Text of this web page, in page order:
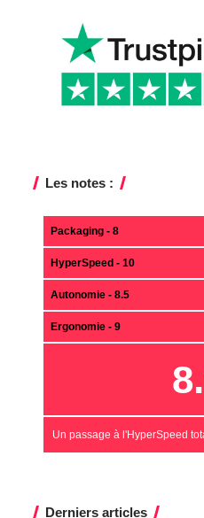
Les notes :
Packaging - 8
HyperSpeed - 10
Autonomie - 8.5
Ergonomie - 9
Un passage à l'HyperSpeed
Derniers articles